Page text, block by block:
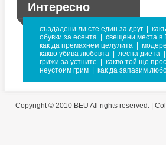
Интересно
създадени ли сте един за друг
обувки за есента
свещени места в
как да премахнем целулита
какво убива любовта
лесна диета
грижи за устните
какво той ще
неустоим грим
как да запазим
Copyright © 2010 BEU All rights reserved. |